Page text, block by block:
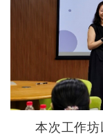
本次工作